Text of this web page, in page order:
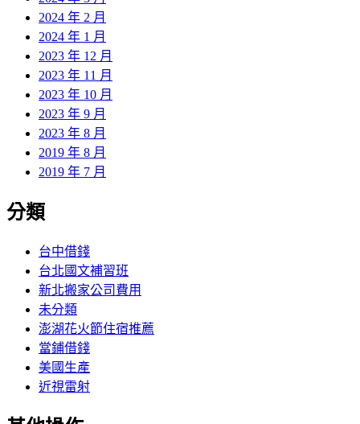
2024 年 2 月
2024 年 1 月
2023 年 12 月
2023 年 11 月
2023 年 10 月
2023 年 9 月
2023 年 8 月
2019 年 8 月
2019 年 7 月
分類
台中借錢
台北國文補習班
新北搬家公司費用
未分類
澎湖花火節住宿推薦
當鋪借錢
美國生產
近視雷射